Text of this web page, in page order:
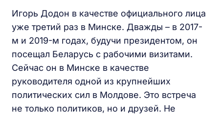
Игорь Додон в качестве официального лица
уже третий раз в Минске. Дважды – в 2017-
м и 2019-м годах, будучи президентом, он
посещал Беларусь с рабочими визитами.
Сейчас он в Минске в качестве
руководителя одной из крупнейших
политических сил в Молдове. Это встреча
не только политиков, но и друзей. Не